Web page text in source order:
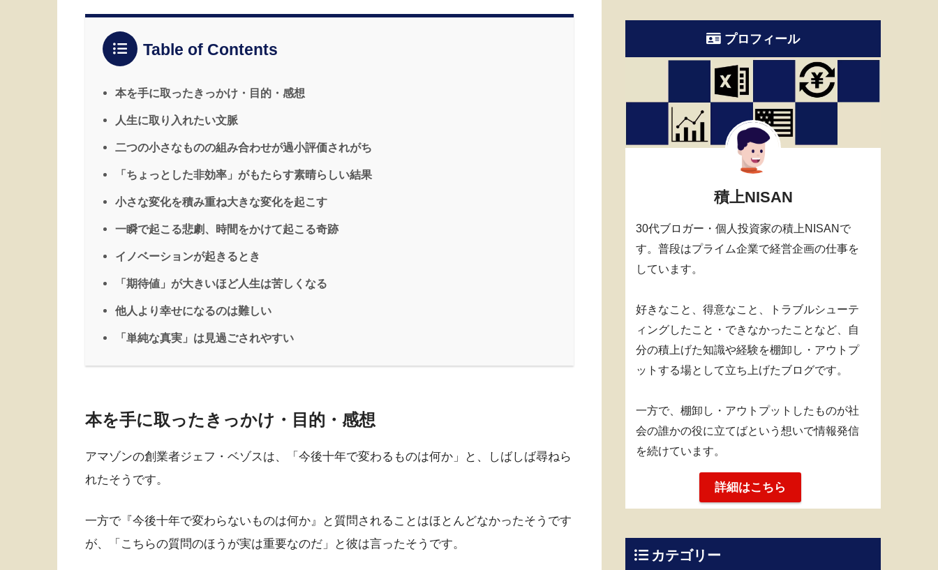
Table of Contents
本を手に取ったきっかけ・目的・感想
人生に取り入れたい文脈
二つの小さなものの組み合わせが過小評価されがち
「ちょっとした非効率」がもたらす素晴らしい結果
小さな変化を積み重ね大きな変化を起こす
一瞬で起こる悲劇、時間をかけて起こる奇跡
イノベーションが起きるとき
「期待値」が大きいほど人生は苦しくなる
他人より幸せになるのは難しい
「単純な真実」は見過ごされやすい
本を手に取ったきっかけ・目的・感想
アマゾンの創業者ジェフ・ベゾスは、「今後十年で変わるものは何か」と、しばしば尋ねら
れたそうです。
一方で『今後十年で変わらないものは何か』と質問されることはほとんどなかったそうです
が、「こちらの質問のほうが実は重要なのだ」と彼は言ったそうです。
プロフィール
積上NISAN
30代ブロガー・個人投資家の積上NISANで
す。普段はプライム企業で経営企画の仕事を
しています。
好きなこと、得意なこと、トラブルシューテ
ィングしたこと・できなかったことなど、自
分の積上げた知識や経験を棚卸し・アウトプ
ットする場として立ち上げたブログです。
一方で、棚卸し・アウトプットしたものが社
会の誰かの役に立てばという想いで情報発信
を続けています。
詳細はこちら
カテゴリー